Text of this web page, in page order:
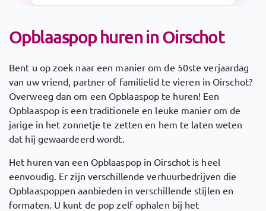
Opblaaspop huren in Oirschot
Bent u op zoek naar een manier om de 50ste verjaardag
van uw vriend, partner of familielid te vieren in Oirschot?
Overweeg dan om een Opblaaspop te huren! Een
Opblaaspop is een traditionele en leuke manier om de
jarige in het zonnetje te zetten en hem te laten weten
dat hij gewaardeerd wordt.
Het huren van een Opblaaspop in Oirschot is heel
eenvoudig. Er zijn verschillende verhuurbedrijven die
Opblaaspoppen aanbieden in verschillende stijlen en
formaten. U kunt de pop zelf ophalen bij het